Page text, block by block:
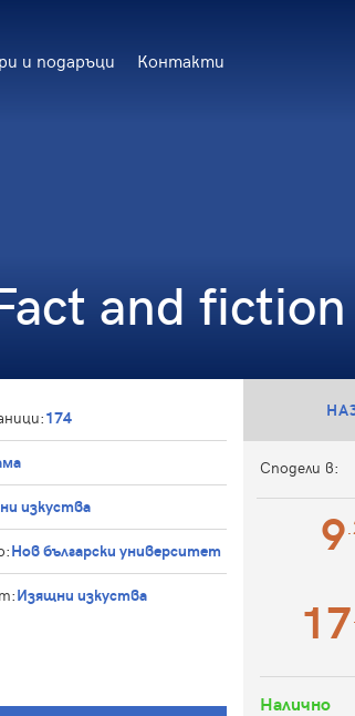
и подаръци Контакти
and fiction
174
изкуства
Нов български университет
Изящни изкуства
Сподели в:
9
17
Налично